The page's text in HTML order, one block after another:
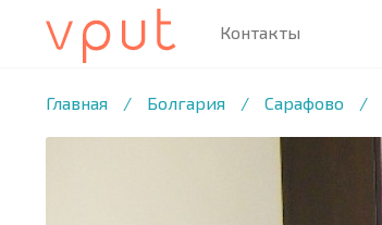
Контакты
Главная / Болгария / Сарафово /
1 /15 ФОТО